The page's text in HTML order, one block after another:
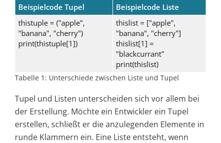
Beispielcode Tupel
Beispielcode Liste
thistuple = ("apple",
"banana", "cherry")
print(thistuple[1])
thislist = ["apple",
"banana", "cherry"]
thislist[1] =
"blackcurrant"
print(thislist)
Tabelle 1: Unterschiede zwischen Liste und Tupel
Tupel und Listen unterscheiden sich vor allem bei
der Erstellung. Möchte ein Entwickler ein Tupel
erstellen, schließt er die anzulegenden Elemente in
runde Klammern ein. Eine Liste entsteht, wenn